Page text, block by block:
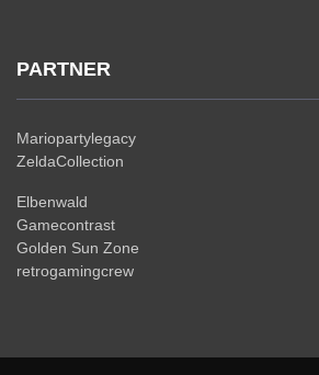
PARTNER
Mariopartylegacy
ZeldaCollection
Elbenwald
Gamecontrast
Golden Sun Zone
retrogamingcrew